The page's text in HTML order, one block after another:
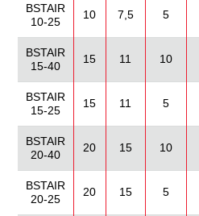
BSTAIR
10-25
10 7,5 5
BSTAIR
15-40
15 11 10
BSTAIR
15-25
15 11 5
BSTAIR
20-40
20 15 10
BSTAIR
20-25
20 15 5